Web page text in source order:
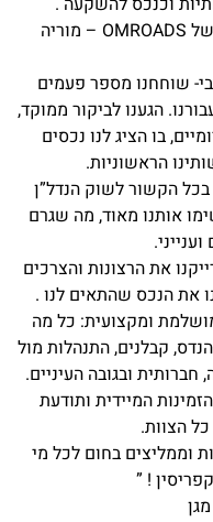
בשוטטות ברשת מצאנו את האתר של OMROADS – מוריה
שוחחנו מספר פעמים
הגענו לביקור ממוקד,
בו הציג לנו נכסים
הראשוניות.
הקשור לשוק הנדל”ן
אותנו מאוד, מה שגרם
את הרצונות והצרכים
את הנכס שהתאים לנו .
ומקצועית: כל מה
קבלנים, התנהלות מול
חברותית ובגובה העיניים.
המיידית ותודעת
הצוות.
וממליצים בחום לכל מי
! ”